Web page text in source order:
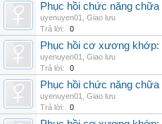
Phục hồi chức năng
uyenuyen01
Giao lưu
Trả lời:
0
Phục hồi cơ xương khớp:
uyenuyen01
Giao lưu
Trả lời:
0
Phục hồi chức năng
uyenuyen01
Giao lưu
Trả lời:
0